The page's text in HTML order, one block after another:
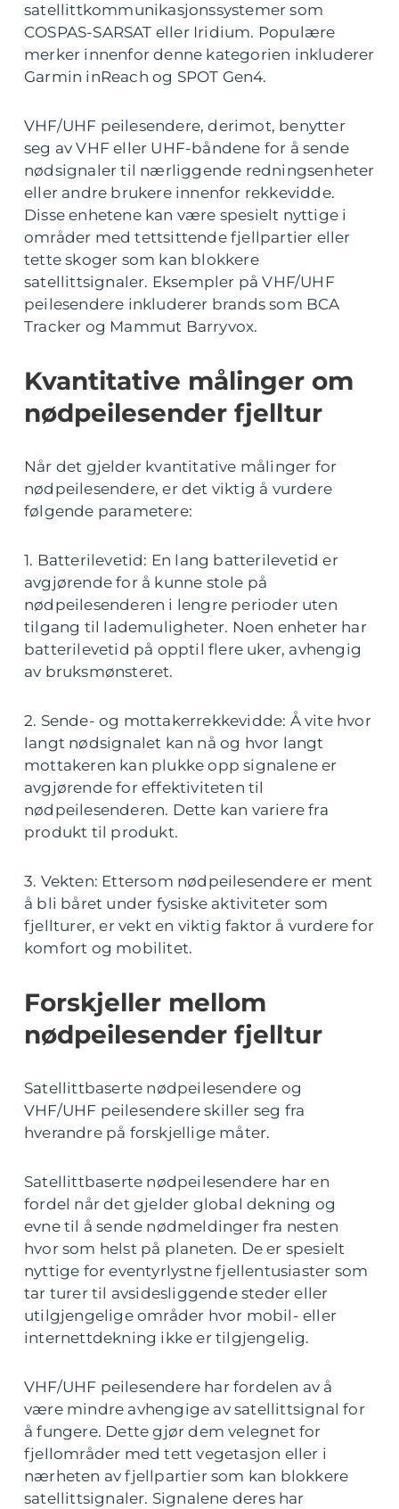
satellittkommunikasjonssystemer som
COSPAS-SARSAT eller Iridium. Populære
merker innenfor denne kategorien inkluderer
Garmin inReach og SPOT Gen4.
VHF/UHF peilesendere, derimot, benytter
seg av VHF eller UHF-båndene for å sende
nødsignaler til nærliggende redningsenheter
eller andre brukere innenfor rekkevidde.
Disse enhetene kan være spesielt nyttige i
områder med tettsittende fjellpartier eller
tette skoger som kan blokkere
satellittsignaler. Eksempler på VHF/UHF
peilesendere inkluderer brands som BCA
Tracker og Mammut Barryvox.
Kvantitative målinger om
nødpeilesender fjelltur
Når det gjelder kvantitative målinger for
nødpeilesendere, er det viktig å vurdere
følgende parametere:
1. Batterilevetid: En lang batterilevetid er
avgjørende for å kunne stole på
nødpeilesenderen i lengre perioder uten
tilgang til lademuligheter. Noen enheter har
batterilevetid på opptil flere uker, avhengig
av bruksmønsteret.
2. Sende- og mottakerrekkevidde: Å vite hvor
langt nødsignalet kan nå og hvor langt
mottakeren kan plukke opp signalene er
avgjørende for effektiviteten til
nødpeilesenderen. Dette kan variere fra
produkt til produkt.
3. Vekten: Ettersom nødpeilesendere er ment
å bli båret under fysiske aktiviteter som
fjellturer, er vekt en viktig faktor å vurdere for
komfort og mobilitet.
Forskjeller mellom
nødpeilesender fjelltur
Satellittbaserte nødpeilesendere og
VHF/UHF peilesendere skiller seg fra
hverandre på forskjellige måter.
Satellittbaserte nødpeilesendere har en
fordel når det gjelder global dekning og
evne til å sende nødmeldinger fra nesten
hvor som helst på planeten. De er spesielt
nyttige for eventyrlystne fjellentusiaster som
tar turer til avsidesliggende steder eller
utilgjengelige områder hvor mobil- eller
internettdekning ikke er tilgjengelig.
VHF/UHF peilesendere har fordelen av å
være mindre avhengige av satellittsignal for
å fungere. Dette gjør dem velegnet for
fjellområder med tett vegetasjon eller i
nærheten av fjellpartier som kan blokkere
satellittsignaler. Signalene deres har